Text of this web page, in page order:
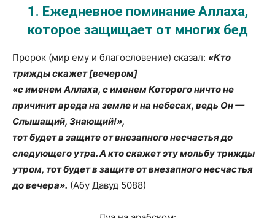
1. Ежедневное поминание Аллаха,
которое защищает от многих бед
Пророк (мир ему и благословение) сказал: «Кто
трижды скажет [вечером]
«с именем Аллаха, с именем Которого ничто не
причинит вреда на земле и на небесах, ведь Он —
Слышащий, Знающий!»,
тот будет в защите от внезапного несчастья до
следующего утра. А кто скажет эту мольбу трижды
утром, тот будет в защите от внезапного несчастья
до вечера». (Абу Давуд 5088)